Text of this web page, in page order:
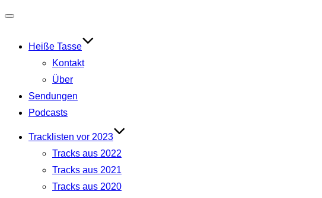
Heiße Tasse
Kontakt
Über
Sendungen
Podcasts
Tracklisten vor 2023
Tracks aus 2022
Tracks aus 2021
Tracks aus 2020